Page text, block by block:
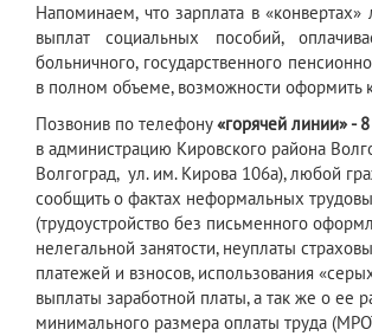
Напоминаем, что зарплата в «конвертах»
выплат социальных пособий,
больничного, государственного
в полном объеме, возможности оформить
Позвонив по телефону«горячей линии» -
в администрацию Кировского района
Волгоград, ул. им. Кирова 106а), любой
сообщить о фактах неформальных
(трудоустройство без письменного
нелегальной занятости, неуплаты
платежей и взносов, использования
выплаты заработной платы, а так же о ее
минимального размера оплаты труда